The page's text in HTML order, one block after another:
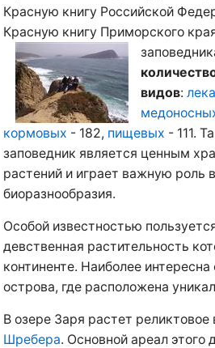
Красную книгу Российской
Красную книгу Приморского
видов:
кормовых - 182, пищевых - 111.
заповедник является ценным
растений и играет важную роль
биоразнообразия.
Особой известностью
девственная растительность
континенте. Наиболее
острова, где расположена
В озере Заря растет
Шребера. Основной ареал этого